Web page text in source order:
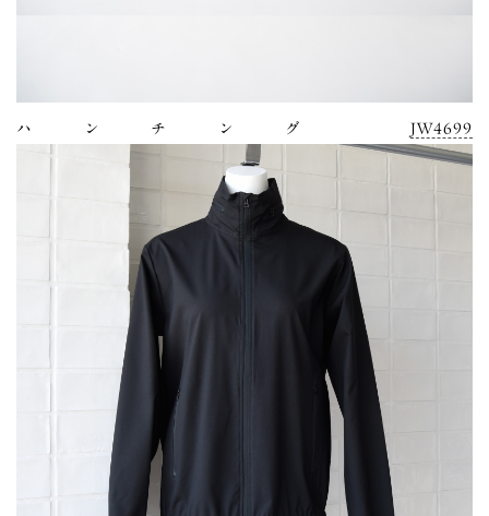
ハンチングJW4699